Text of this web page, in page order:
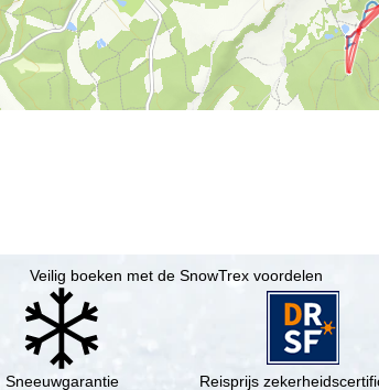
Veilig boeken met de SnowTrex voordelen
Sneeuwgarantie Reisprijs